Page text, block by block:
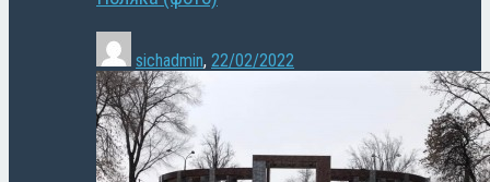
sichadmin, 22/02/2022